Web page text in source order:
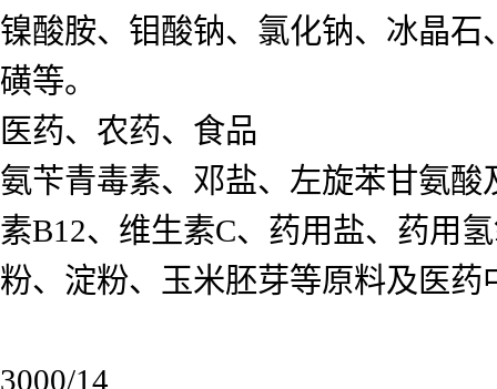
镍酸胺、钼酸钠、氯化钠、冰晶
磺等。
医药、农药、食品
氨苄青毒素、邓盐、左旋苯甘氨
素B12、维生素C、药用盐、药用
粉、淀粉、玉米胚芽等原料及医药
3000/14